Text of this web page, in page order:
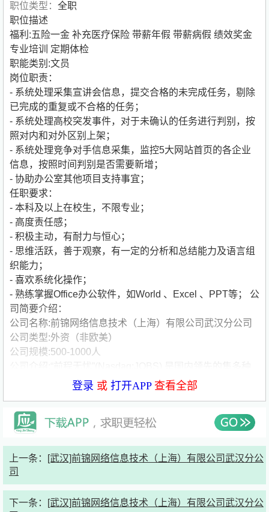
职位类型： 全职
职位描述
福利:五险一金 补充医疗保险 带薪年假 带薪病假 绩效奖金
专业培训 定期体检
职能类别:文员
岗位职责：
- 系统处理采集宣讲会信息，提交合格的未完成任务，剔除
已完成的重复或不合格的任务；
- 系统处理高校突发事件，对于未确认的任务进行判别，按
照对内和对外区别上架；
- 系统处理竞争对手信息采集，监控5大网站首页的各企业
信息，按照时间判别是否需要新增；
- 协助办公室其他项目支持事宜；
任职要求：
- 本科及以上在校生，不限专业；
- 高度责任感；
- 积极主动，有耐力与恒心；
- 思维活跃，善于观察，有一定的分析和总结能力及语言组
织能力；
- 喜欢系统化操作；
- 熟练掌握Office办公软件，如World 、Excel 、PPT等； 公
司简要介绍：
公司名称:前锦网络信息技术（上海）有限公司武汉分公司
公司类型:外资（非欧美）
公司规模:500-1000人
媒介资源优势的专业人力资源服务机构。它集合了传统媒
顾问队伍，提供包括招聘猎头、培训测评和人事外包在内的
全方位专业人力资源服务，现在全国包括香港的26个城市
上市的中国人力资源服务企业，融资8000多万美元，标志
前程无忧的发展进入一个新的里程。
solutions provider in China, offering a broad array of
登录 或 打开APP查看全部
上一条：
[武汉]前锦网络信息技术（上海）有限公司武汉分公
司
下一条：
[武汉]前锦网络信息技术（上海）有限公司武汉分公